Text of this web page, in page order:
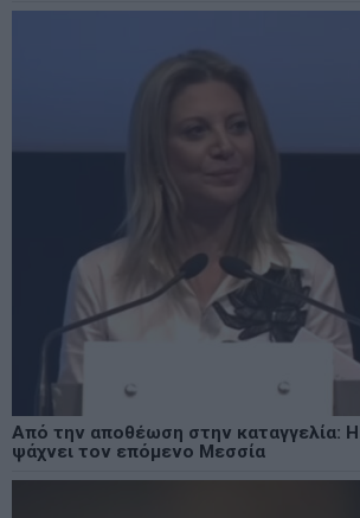
Από την αποθέωση στην καταγγελία:
ψάχνει τον επόμενο Μεσσία